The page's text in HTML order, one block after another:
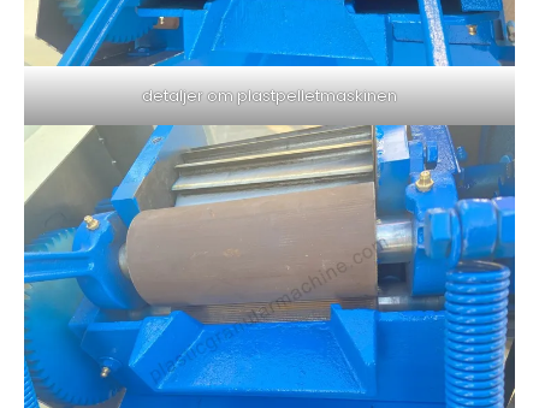
detaljer om plastpelletmaskinen